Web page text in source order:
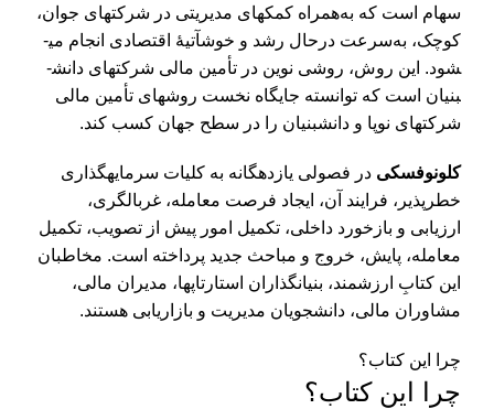
سهام است که به‌همراه کمک­های مدیریتی در شرکت­های جوان،
کوچک، به‌سرعت درحال رشد و خوش­آتیۀ اقتصادی انجام می­
شود. این روش، روشی نوین در تأمین مالی شرکت­های دانش­
بنیان است که توانسته جایگاه نخست روش­های تأمین مالی
شرکت­های نوپا و دانش­بنیان را در سطح جهان کسب کند.
کلونوفسکی در فصولی یازده­گانه به کلیات سرمایه­گذاری
خطرپذیر، فرایند آن، ایجاد فرصت معامله، غربالگری،
ارزیابی و بازخورد داخلی، تکمیل امور پیش از تصویب، تکمیل
معامله، پایش، خروج و مباحث جدید پرداخته است. مخاطبان
این کتابِ ارزشمند، بنیان­گذاران استارتاپ­ها، مدیران مالی،
مشاوران مالی، دانشجویان مدیریت و بازاریابی هستند. ­
چرا این کتاب؟
چرا این کتاب؟